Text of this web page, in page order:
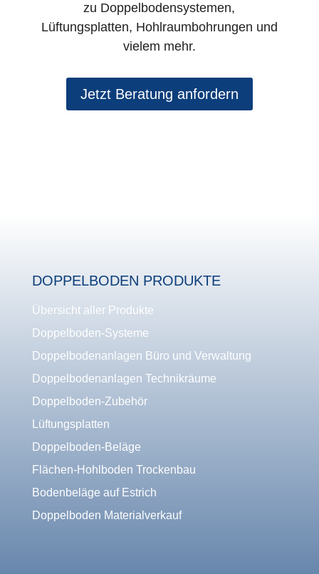
zu Doppelbodensystemen,
Lüftungsplatten, Hohlraumbohrungen und
vielem mehr.
Jetzt Beratung anfordern
DOPPELBODEN PRODUKTE
Übersicht aller Produkte
Doppelboden-Systeme
Doppelbodenanlagen Büro und Verwaltung
Doppelbodenanlagen Technikräume
Doppelboden-Zubehör
Lüftungsplatten
Doppelboden-Beläge
Flächen-Hohlboden Trockenbau
Bodenbeläge auf Estrich
Doppelboden Materialverkauf